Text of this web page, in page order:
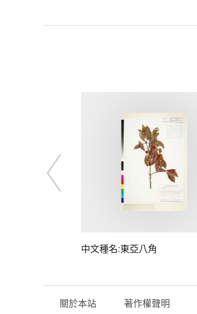
中文種名:東亞八角
關於本站 著作權聲明